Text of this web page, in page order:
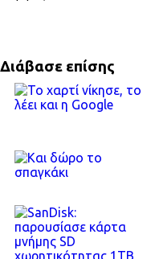
Διάβασε επίσης